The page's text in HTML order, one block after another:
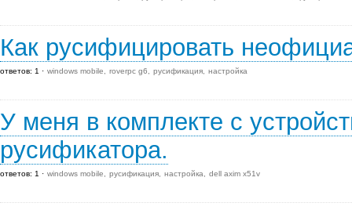
Как русифицировать
ответов: 1 windows mobile roverpc g6 русификация настройка
У меня в комплекте с
русификатора.
ответов: 1 windows mobile русификация настройка dell axim x51v